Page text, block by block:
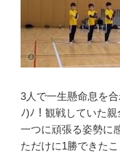
3人で一生懸命息を
ﾉ)ﾉ！観戦していた
一つに頑張る姿勢に
ただけに1勝できた